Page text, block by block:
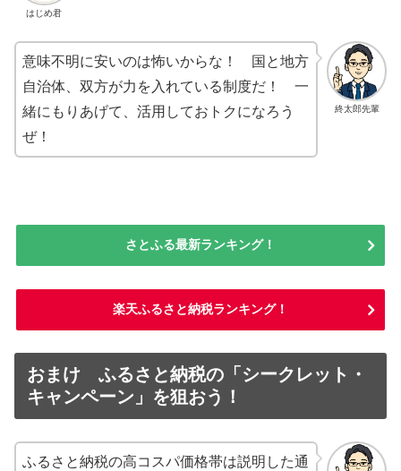
はじめ君
終太郎先輩
意味不明に安いのは怖いからな！ 国と地方
自治体、双方が力を入れている制度だ！ 一
緒にもりあげて、活用しておトクになろう
ぜ！
さとふる最新ランキング！
楽天ふるさと納税ランキング！
おまけ ふるさと納税の「シークレット・
キャンペーン」を狙おう！
ふるさと納税の高コスパ価格帯は説明した通